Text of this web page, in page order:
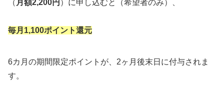
（ 月額2,200円 ）に申し込むと（希望者のみ）、
毎月1,100ポイント還元
6カ月の期間限定ポイントが、2ヶ月後末日に付与されま
す。